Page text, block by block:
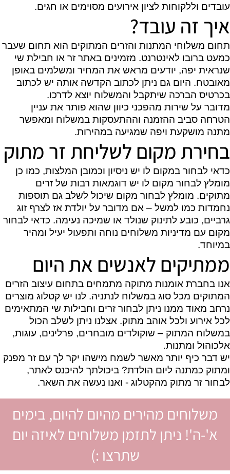
עובדים וללקוחות לציון אירועים מסוימים או חגים.
איך זה עובד?
תחום משלוחי המתנות והזרים המתוקים הוא תחום שעבר
כמעט ברובו לאינטרנט. מזמינים באתר זר או חבילת שי
שנראית יפה, יודעים מראש את המחיר ומשלמים באופן
מאובטח. היום גם ניתן לכתוב הקדשה אותה יש לכתוב
בכרטיס הברכה שיתקבל והמשלוח יוצא לדרכו.
מדובר על שירות מהפכני כיוון שהוא פותר את עניין
הטרחה סביב ההזמנה וההתעסקות במשלוח ומאפשר
מתנה מושקעת ויפה שמגיעה במהירות.
בחירת מקום לשליחת זר מתוק
כדאי לבחור במקום לו יש ניסיון וכמובן המלצות, כמו כן
מומלץ לבחור מקום לו יש דוגמאות רבות של זרים
מתוקים. מומלץ לבחור מקום שיכול לשלב גם תוספות
נחמדות כמו למשל – אם מדובר על יולדת אז לצרף זוג
גרביים, כובע לתינוק שנולד או שמיכה נעימה. כדאי לבחור
מקום עם מדיניות משלוחים נוחה ותפעול יעיל ומהיר
במיוחד.
ממתיקים לאנשים את היום
אנו בחברת אומנות מתוקה מתמחים בתחום עיצוב הזרים
המתוקים מכל סוג במשלוח לנתניה. לנו יש קטלוג מוצרים
נרחב מאוד ממנו ניתן לבחור זרים וחבילות שי המתאימים
לכל אירוע ולכל אוהב מתוק. אצלנו ניתן לשלב הכול
במשלוח המתוק – שוקולדים מובחרים, פרלינים, עוגות,
אלכוהול ומתנות.
יש דבר כיף יותר מאשר לשמח מישהו יקר לך עם זר מפנק
ומתוק כמתנה ליום הולדת? ביכולתך להיכנס לאתר,
לבחור זר מתוק מהקטלוג - ואנו נעשה את השאר.
משלוחים מהירים מהיום להיום, בימים
א'-ה'! ניתן לתזמן משלוחים לאיזה יום
שתרצו :)